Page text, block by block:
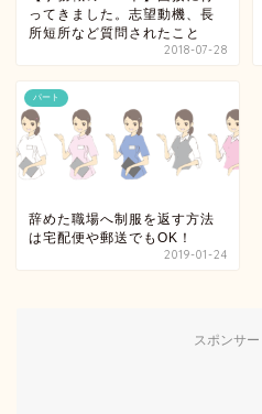
ってきました。志望動機、長
所短所など質問されたこと
2018-07-28
パート
辞めた職場へ制服を返す方法
は宅配便や郵送でもOK！
2019-01-24
スポンサー